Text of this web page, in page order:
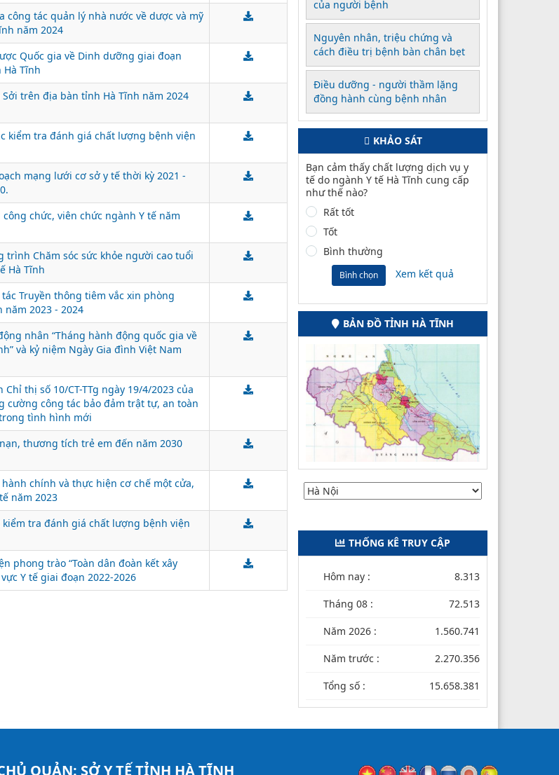
công tác quản lý nhà nước về dược và mỹ
năm 2024
Quốc gia về Dinh dưỡng giai đoạn
Hà Tĩnh
trên địa bàn tỉnh Hà Tĩnh năm 2024
kiểm tra đánh giá chất lượng bệnh viện
mạng lưới cơ sở y tế thời kỳ 2021 -
chức, viên chức ngành Y tế năm
trình Chăm sóc sức khỏe người cao tuổi
Hà Tĩnh
Truyền thông tiêm vắc xin phòng
năm 2023 - 2024
nhân “Tháng hành động quốc gia về
và kỷ niệm Ngày Gia đình Việt Nam
thị số 10/CT-TTg ngày 19/4/2023 của
cường công tác bảo đảm trật tự, an toàn
tình hình mới
thương tích trẻ em đến năm 2030
hành chính và thực hiện cơ chế một cửa,
năm 2023
kiểm tra đánh giá chất lượng bệnh viện
phong trào “Toàn dân đoàn kết xây
Y tế giai đoạn 2022-2026
của người bệnh
Nguyên nhân, triệu chứng và
cách điều trị bệnh bàn chân bẹt
Điều dưỡng - người thầm lặng
đồng hành cùng bệnh nhân
KHẢO SÁT
Bạn cảm thấy chất lượng dịch vụ y
tế do ngành Y tế Hà Tĩnh cung cấp
như thế nào?
Rất tốt
Tốt
Bình thường
Bình chọn Xem kết quả
BẢN ĐỒ TỈNH HÀ TĨNH
THỐNG KÊ TRUY CẬP
Hôm nay : 8.313
Tháng 08 : 72.513
Năm 2026 : 1.560.741
Năm trước : 2.270.356
Tổng số : 15.658.381
QUẢN: SỞ Y TẾ TỈNH HÀ TĨNH